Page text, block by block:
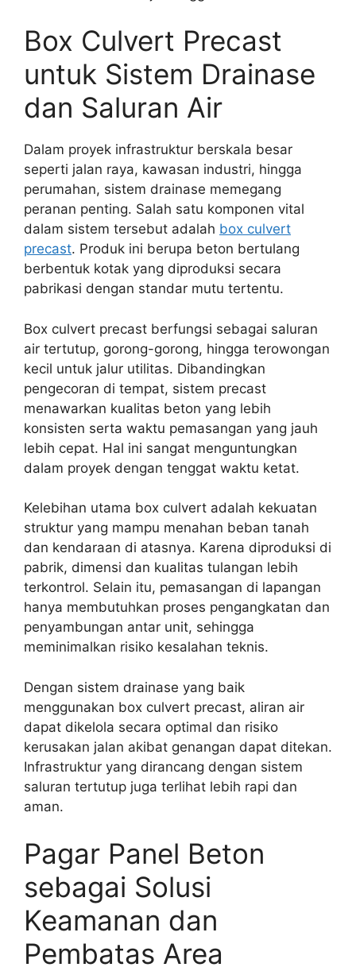
Box Culvert Precast
untuk Sistem Drainase
dan Saluran Air
Dalam proyek infrastruktur berskala besar
seperti jalan raya, kawasan industri, hingga
perumahan, sistem drainase memegang
peranan penting. Salah satu komponen vital
dalam sistem tersebut adalah box culvert
precast. Produk ini berupa beton bertulang
berbentuk kotak yang diproduksi secara
pabrikasi dengan standar mutu tertentu.
Box culvert precast berfungsi sebagai saluran
air tertutup, gorong-gorong, hingga terowongan
kecil untuk jalur utilitas. Dibandingkan
pengecoran di tempat, sistem precast
menawarkan kualitas beton yang lebih
konsisten serta waktu pemasangan yang jauh
lebih cepat. Hal ini sangat menguntungkan
dalam proyek dengan tenggat waktu ketat.
Kelebihan utama box culvert adalah kekuatan
struktur yang mampu menahan beban tanah
dan kendaraan di atasnya. Karena diproduksi di
pabrik, dimensi dan kualitas tulangan lebih
terkontrol. Selain itu, pemasangan di lapangan
hanya membutuhkan proses pengangkatan dan
penyambungan antar unit, sehingga
meminimalkan risiko kesalahan teknis.
Dengan sistem drainase yang baik
menggunakan box culvert precast, aliran air
dapat dikelola secara optimal dan risiko
kerusakan jalan akibat genangan dapat ditekan.
Infrastruktur yang dirancang dengan sistem
saluran tertutup juga terlihat lebih rapi dan
aman.
Pagar Panel Beton
sebagai Solusi
Keamanan dan
Pembatas Area